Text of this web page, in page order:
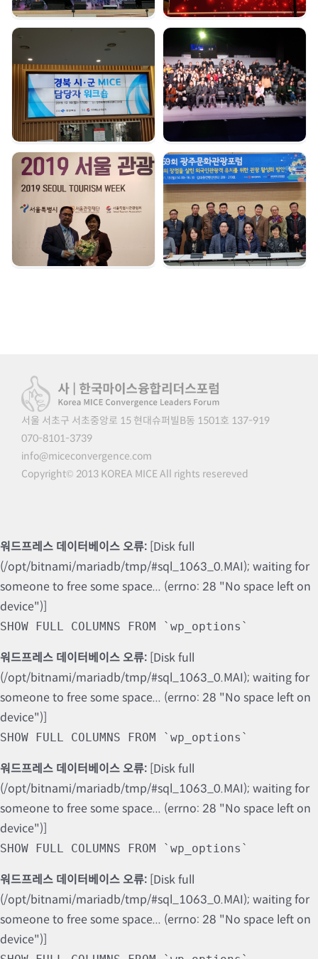
경북시군 마이스 담당자
워크숍 | 2019. 12. 16
여수 마이스육성포럼 |
2019. 12. 05
서울관광대상 수상 |
2019. 12. 04
광주문화관광포럼 |
2019. 11. 18
서울 서초구 서초중앙로 15 현대슈퍼빌B동 1501호 137-919
070-8101-3739
info@miceconvergence.com
Copyright© 2013 KOREA MICE All rights resereved
워드프레스 데이터베이스 오류: [Disk full
(/opt/bitnami/mariadb/tmp/#sql_1063_0.MAI); waiting for
someone to free some space... (errno: 28 "No space left on
device")]
SHOW FULL COLUMNS FROM `wp_options`
워드프레스 데이터베이스 오류: [Disk full
(/opt/bitnami/mariadb/tmp/#sql_1063_0.MAI); waiting for
someone to free some space... (errno: 28 "No space left on
device")]
SHOW FULL COLUMNS FROM `wp_options`
워드프레스 데이터베이스 오류: [Disk full
(/opt/bitnami/mariadb/tmp/#sql_1063_0.MAI); waiting for
someone to free some space... (errno: 28 "No space left on
device")]
SHOW FULL COLUMNS FROM `wp_options`
워드프레스 데이터베이스 오류: [Disk full
(/opt/bitnami/mariadb/tmp/#sql_1063_0.MAI); waiting for
someone to free some space... (errno: 28 "No space left on
device")]